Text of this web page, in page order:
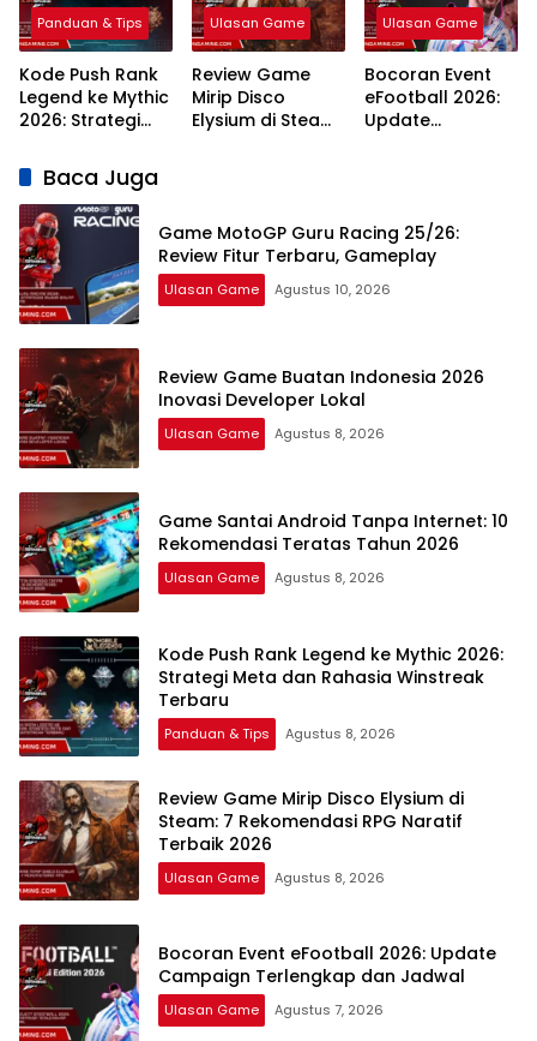
Panduan & Tips
Kode Push Rank
Legend ke Mythic
2026: Strategi
Rahasia
Winstreak
Terbaru
Ulasan Game
Review Game
Mirip Disco
Elysium di Steam:
Ulasan Game
Bocoran Event
eFootball 2026:
Update
Baca Juga
Game MotoGP Guru Racing 25/26:
Review Fitur Terbaru, Gameplay
Ulasan Game Agustus 10, 2026
Review Game Buatan Indonesia 2026
Inovasi Developer Lokal
Ulasan Game Agustus 8, 2026
Game Santai Android Tanpa Internet: 10
Rekomendasi Teratas Tahun 2026
Ulasan Game Agustus 8, 2026
Kode Push Rank Legend ke Mythic 2026:
Strategi Meta dan Rahasia Winstreak
Terbaru
Panduan & Tips Agustus 8, 2026
Review Game Mirip Disco Elysium di
Steam: 7 Rekomendasi RPG Naratif
Terbaik 2026
Ulasan Game Agustus 8, 2026
Bocoran Event eFootball 2026: Update
Campaign Terlengkap dan Jadwal
Ulasan Game Agustus 7, 2026